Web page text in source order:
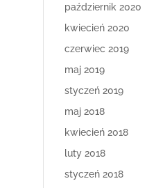
październik 2020
kwiecień 2020
czerwiec 2019
maj 2019
styczeń 2019
maj 2018
kwiecień 2018
luty 2018
styczeń 2018